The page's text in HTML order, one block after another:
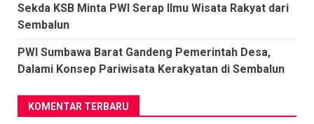
Sekda KSB Minta PWI Serap Ilmu Wisata Rakyat dari
Sembalun
PWI Sumbawa Barat Gandeng Pemerintah Desa,
Dalami Konsep Pariwisata Kerakyatan di Sembalun
KOMENTAR TERBARU